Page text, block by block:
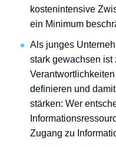
kostenintensive
ein Minimum
Als junges
stark gewachsen ist
definieren und
stärken: Wer
Zugang zu